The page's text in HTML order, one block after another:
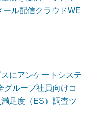
ル配信クラウドWE
にアンケートシステ
ループ社員向けコ
足度（ES）調査ツ